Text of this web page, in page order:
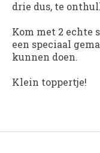
drie dus, te
Kom met 2 echte
een speciaal
kunnen doen.
Klein toppertje!